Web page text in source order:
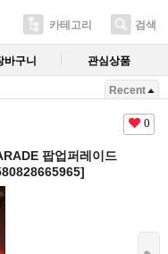
카테고리 검색
바구니 관심상품
Recent
0
팝업퍼레이드